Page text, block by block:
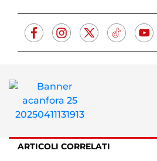
ARTICOLI CORRELATI